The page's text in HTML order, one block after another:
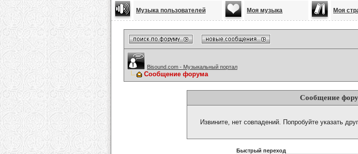
Музыка пользователей Моя музыка Моя
Bisound.com - Музыкальный портал
Сообщение форума
Сообщение
Извините, нет совпадений. Попробуйте указать
Быстрый переход